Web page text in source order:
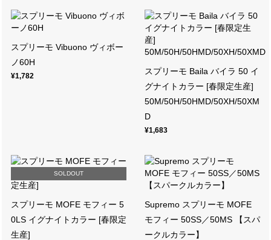
スプリーモ Vibuono ヴィボー
ノ60H
¥1,782
スプリーモ Baila バイラ 50 イ
グナイトカラー [春限定生産]
50M/50H/50HMD/50XH/50XM
D
¥1,683
SOLDOUT
スプリーモ MOFE モフィー 5
0LS イグナイトカラー [春限定
生産]
Supremo スプリーモ MOFE
モフィー 50SS／50MS 【スパ
ークルカラー】